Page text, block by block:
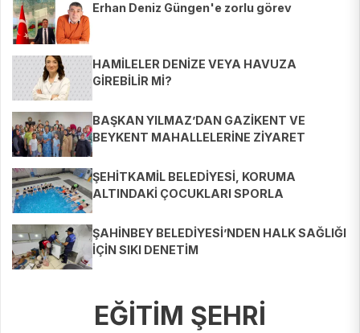
Erhan Deniz Güngen'e zorlu görev
HAMİLELER DENİZE VEYA HAVUZA
GİREBİLİR Mİ?
BAŞKAN YILMAZ’DAN GAZİKENT VE
BEYKENT MAHALLELERİNE ZİYARET
ŞEHİTKAMİL BELEDİYESİ, KORUMA
ALTINDAKİ ÇOCUKLARI SPORLA
ŞAHİNBEY BELEDİYESİ’NDEN HALK SAĞLIĞI
İÇİN SIKI DENETİM
EĞİTİM ŞEHRİ